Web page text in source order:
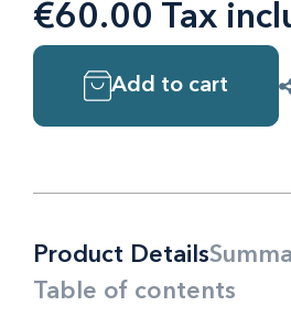
€60.00 Tax
Add to cart
Product Details
Table of contents